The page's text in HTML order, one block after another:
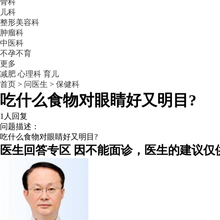
骨科
儿科
整形美容科
肿瘤科
中医科
不孕不育
更多
减肥 心理科 育儿
首页 > 问医生 > 保健科
吃什么食物对眼睛好又明目?
1人回复
问题描述：
吃什么食物对眼睛好又明目?
医生回答专区 因不能面诊，医生的建议仅